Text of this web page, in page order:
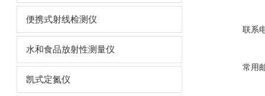
便携式射线检测仪
水和食品放射性测量仪
凯式定氮仪
联系
常用